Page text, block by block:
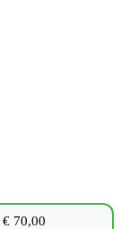
€ 70,00